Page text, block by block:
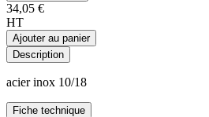
34,05 €
HT
Ajouter au panier
Description
acier inox 10/18
Fiche technique